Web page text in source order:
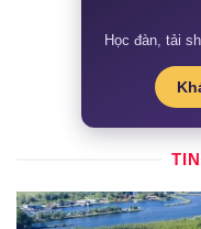
Học đàn, tải